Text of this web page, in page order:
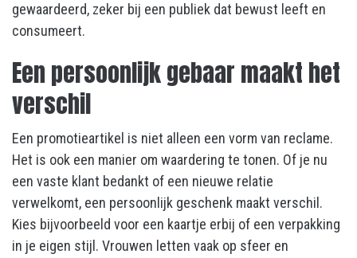
gewaardeerd, zeker bij een publiek dat bewust leeft en
consumeert.
Een persoonlijk gebaar maakt het
verschil
Een promotieartikel is niet alleen een vorm van reclame.
Het is ook een manier om waardering te tonen. Of je nu
een vaste klant bedankt of een nieuwe relatie
verwelkomt, een persoonlijk geschenk maakt verschil.
Kies bijvoorbeeld voor een kaartje erbij of een verpakking
in je eigen stijl. Vrouwen letten vaak op sfeer en